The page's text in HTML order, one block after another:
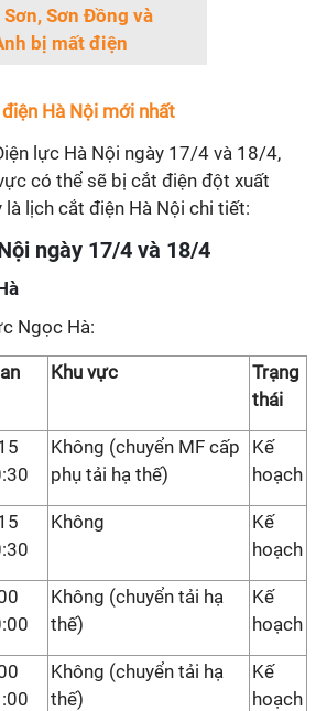
Sơn Đồng và
bị mất điện
Hà Nội mới nhất
lực Hà Nội ngày 17/4 và 18/4,
có thể sẽ bị cắt điện đột xuất
lịch cắt điện Hà Nội chi tiết:
ngày 17/4 và 18/4
Ngọc Hà:
Khu vực
Trạng
thái
Không (chuyển MF cấp
phụ tải hạ thế)
Kế
hoạch
Không
Kế
hoạch
Không (chuyển tải hạ
thế)
Kế
hoạch
Không (chuyển tải hạ
thế)
Kế
hoạch